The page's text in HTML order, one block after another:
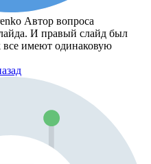
Автор вопроса
И правый слайд был
имеют одинаковую